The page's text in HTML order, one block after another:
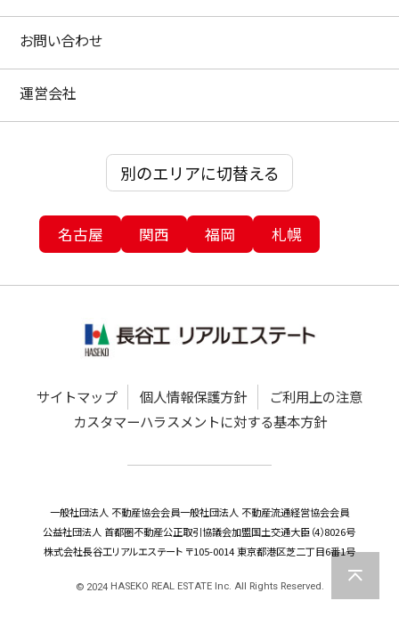
お問い合わせ
運営会社
別のエリアに切替える
名古屋 関西 福岡 札幌
サイトマップ 個人情報保護方針
ご利用上の注意
カスタマーハラスメントに対する基本方針
一般社団法人 不動産協会会員一般社団法人 不動産流通経営協会会員
公益社団法人 首都圏不動産公正取引協議会加盟国土交通大臣（4）8026号
株式会社長谷工リアルエステート 〒105-0014 東京都港区芝二丁目6番1号
© 2024HASEKO REAL ESTATE Inc. All Rights Reserved.